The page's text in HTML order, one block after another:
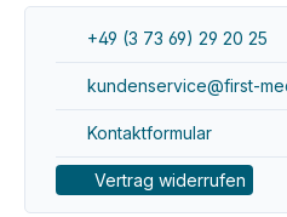
+49 (3 73 69) 29 20 25
kundenservice@first-
Kontaktformular
Vertrag widerrufen